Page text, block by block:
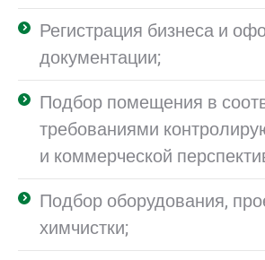
Регистрация бизнеса и
документации;
Подбор помещения в
требованиями
и коммерческой
Подбор оборудования,
химчистки;